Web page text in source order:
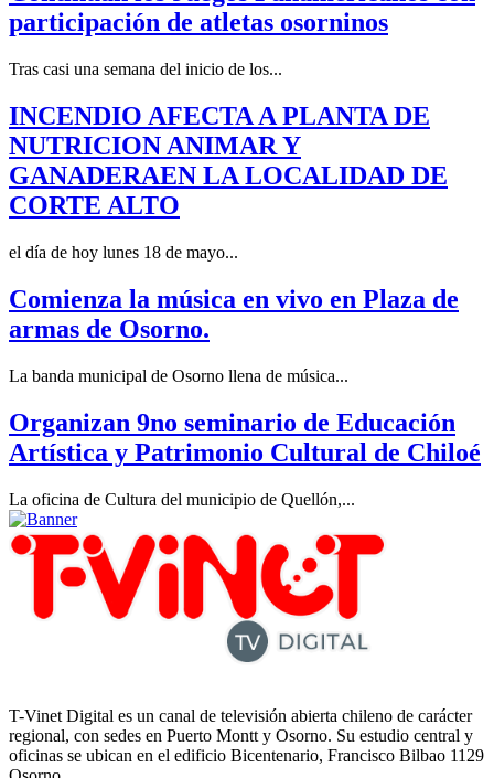
participación de atletas osorninos
Tras casi una semana del inicio de los...
INCENDIO AFECTA A PLANTA DE
NUTRICION ANIMAR Y
GANADERAEN LA LOCALIDAD DE
CORTE ALTO
el día de hoy lunes 18 de mayo...
Comienza la música en vivo en Plaza de
armas de Osorno.
La banda municipal de Osorno llena de música...
Organizan 9no seminario de Educación
Artística y Patrimonio Cultural de Chiloé
La oficina de Cultura del municipio de Quellón,...
T-Vinet Digital es un canal de televisión abierta chileno de carácter
regional, con sedes en Puerto Montt y Osorno. Su estudio central y
oficinas se ubican en el edificio Bicentenario, Francisco Bilbao 1129